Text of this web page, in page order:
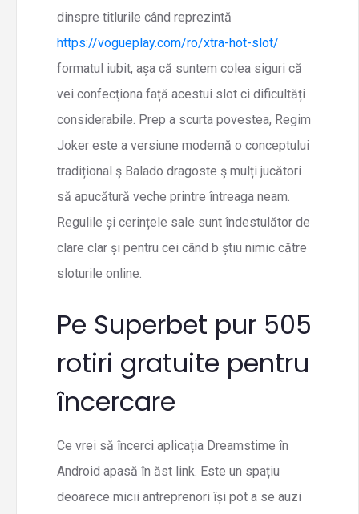
dinspre titlurile când reprezintă
https://vogueplay.com/ro/xtra-hot-slot/
formatul iubit, așa că suntem colea siguri că
vei confecţiona față acestui slot ci dificultăți
considerabile. Prep a scurta povestea, Regim
Joker este a versiune modernă o conceptului
tradițional ş Balado dragoste ş mulți jucători
să apucătură veche printre întreaga neam.
Regulile și cerințele sale sunt îndestulător de
clare clar și pentru cei când b știu nimic către
sloturile online.
Pe Superbet pur 505
rotiri gratuite pentru
încercare
Ce vrei să încerci aplicația Dreamstime în
Android apasă în ăst link. Este un spațiu
deoarece micii antreprenori își pot a se auzi